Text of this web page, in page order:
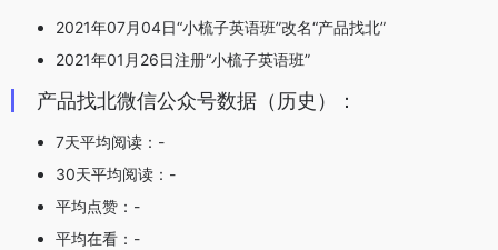
2021年07月04日“小梳子英语班”改名“产品找北”
2021年01月26日注册“小梳子英语班”
产品找北微信公众号数据（历史）：
7天平均阅读：-
30天平均阅读：-
平均点赞：-
平均在看：-